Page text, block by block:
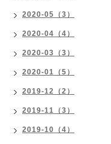
2020-05（3）
2020-04（4）
2020-03（3）
2020-01（5）
2019-12（2）
2019-11（3）
2019-10（4）